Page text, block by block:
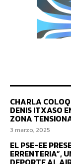
CHARLA
DENIS ITXASO
ZONA
3 marzo, 2025
EL PSE-EE
ERRENTERIA”,